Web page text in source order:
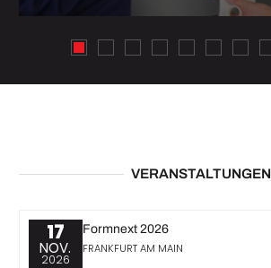
VERANSTALTUNGEN
17
NOV.
2026
Formnext 2026
FRANKFURT AM MAIN